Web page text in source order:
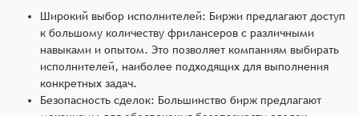
Широкий выбор исполнителей: Биржи предлагают доступ
к большому количеству фрилансеров с различными
навыками и опытом. Это позволяет компаниям выбирать
исполнителей, наиболее подходящих для выполнения
конкретных задач.
Безопасность сделок: Большинство бирж предлагают